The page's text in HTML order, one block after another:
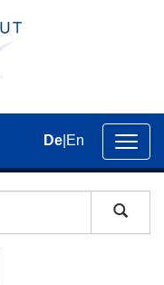
der
De En